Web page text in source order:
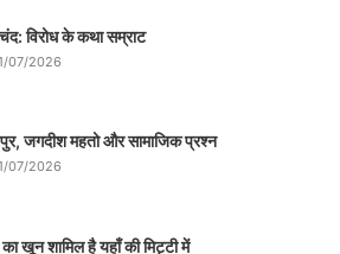
होने वाली है लोगो की
जो कि संक्रमण को ले कर
होने वाली है। लॉक डाउन
ही सोशल डिस्टेंसिंग का
डाउन खत्म होने के बाद भी
बना रह सकता है जिससे लोगों
विरोध के कथा सम्राट
07/2026
जगदीश महतो और सामाजिक प्रश्न
07/2026
खून शामिल है यहाँ की मिट्टी में